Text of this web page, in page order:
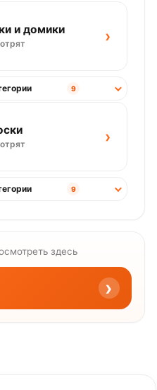
и домики ›
9
›
9
здесь
›